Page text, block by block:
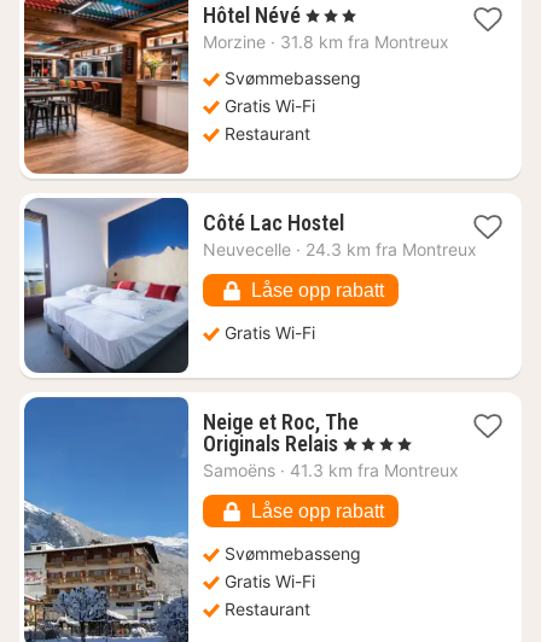
Hôtel Névé1
natt
2137
kr.
, 3 Stjerner
Morzine · 31.8 km fra Montreux
Svømmebasseng
Gratis Wi-Fi
Restaurant
Côté Lac Hostel1
natt
828
kr.
Neuvecelle · 24.3 km fra Montreux
Låse opp rabatt
Gratis Wi-Fi
Neige et Roc, The
Originals Relais1
natt
2107
kr.
, 4 Stjerner
Samoëns · 41.3 km fra Montreux
Låse opp rabatt
Svømmebasseng
Gratis Wi-Fi
Restaurant